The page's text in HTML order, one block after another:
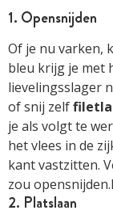
1. Opensnijden
Of je nu varken,
bleu krijg je met
lievelingsslager
of snij zelf
je als volgt te
het vlees in de
kant vastzitten.
zou
2. Platslaan